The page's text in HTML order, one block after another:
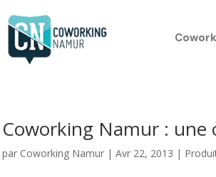
Coworking Namur : une
par Coworking Namur |Avr 22, 2013 |